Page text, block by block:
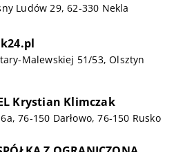
Ludów 29, 62-330 Nekla
Malewskiej 51/53, Olsztyn
Krystian Klimczak
76-150 Darłowo, 76-150 Rusko